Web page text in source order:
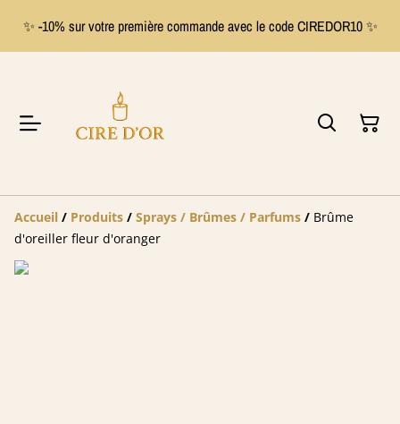
✨ -10% sur votre première commande avec le code CIREDOR10 ✨
Accueil / Produits / Sprays / Brûmes / Parfums / Brûme
d'oreiller fleur d'oranger